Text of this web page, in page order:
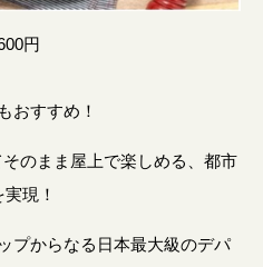
円
おすすめ！
のまま屋上で楽しめる、都市
現！
プからなる日本最大級のデパ